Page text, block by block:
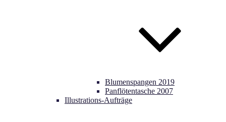
Blumenspangen 2019
Panflötentasche 2007
Illustrations-Aufträge